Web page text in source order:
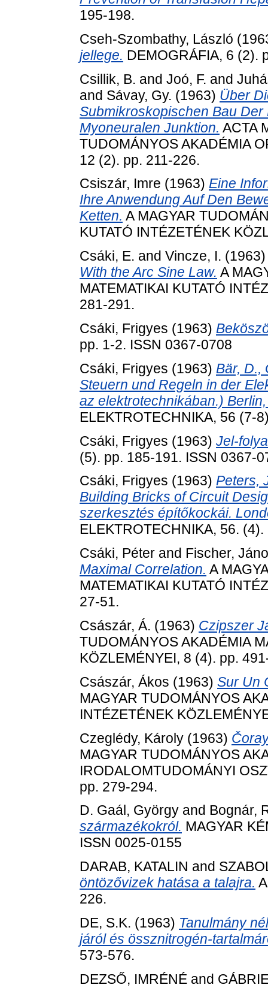
195-198.
Cseh-Szombathy, László
jellege. DEMOGRÁFIA, 6 (2).
Csillik, B. and Joó, F. and
and Sávay, Gy. (1963) Über
Submikroskopischen Bau
Myoneuralen Junktion. ACTA
TUDOMÁNYOS AKADÉMIA
12 (2). pp. 211-226.
Csiszár, Imre (1963) Eine
Ihre Anwendung Auf Den
Ketten. A MAGYAR
KUTATÓ INTÉZETÉNEK
Csáki, E. and Vincze, I.
With the Arc Sine Law. A
MATEMATIKAI KUTATÓ
281-291.
Csáki, Frigyes (1963)
pp. 1-2. ISSN 0367-0708
Csáki, Frigyes (1963) Bär, D.,
Steuern und Regeln in der
az elektrotechnikában.)
ELEKTROTECHNIKA, 56 (7-
Csáki, Frigyes (1963) Jel-
(5). pp. 185-191. ISSN 0367-
Csáki, Frigyes (1963) Peters,
Building Bricks of Circuit
szerkesztés építőkockái.
ELEKTROTECHNIKA, 56.
Csáki, Péter and Fischer,
Maximal Correlation. A
MATEMATIKAI KUTATÓ
27-51.
Császár, Á. (1963) Czipszer
TUDOMÁNYOS AKADÉMIA
KÖZLEMÉNYEI, 8 (4). pp.
Császár, Ákos (1963) Sur Un
MAGYAR TUDOMÁNYOS
INTÉZETÉNEK
Czeglédy, Károly (1963)
MAGYAR TUDOMÁNYOS
IRODALOMTUDOMÁNYI
pp. 279-294.
D. Gaál, György and Bognár,
származékokról. MAGYAR
ISSN 0025-0155
DARAB, KATALIN and
öntözővizek hatása a talajra.
226.
DE, S.K. (1963) Tanulmány
járól és össznitrogén-
573-576.
DEZSŐ, IMRÉNÉ and